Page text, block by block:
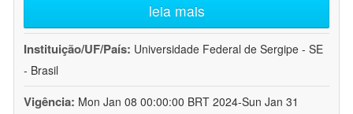
leia mais
Instituição/UF/País: Universidade Federal de Sergipe - SE
- Brasil
Vigência: Mon Jan 08 00:00:00 BRT 2024-Sun Jan 31